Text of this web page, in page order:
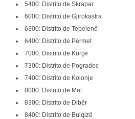
5400: Distrito de Skrapar
6000: Distrito de Gjirokastra
6300: Distrito de Tepelenë
6400: Distrito de Permet
7000: Distrito de Korçë
7300: Distrito de Pogradec
7400: Distrito de Kolonje
8000: Distrito de Mat
8300: Distrito de Dibër
8400: Distrito de Bulqizë